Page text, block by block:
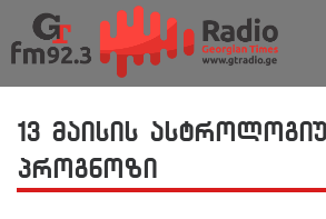
13 მაისის
პროგნოზი